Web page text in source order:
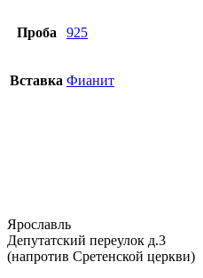
Проба 925
Вставка Фианит
Ярославль
Депутатский переулок д.3
(напротив Сретенской церкви)